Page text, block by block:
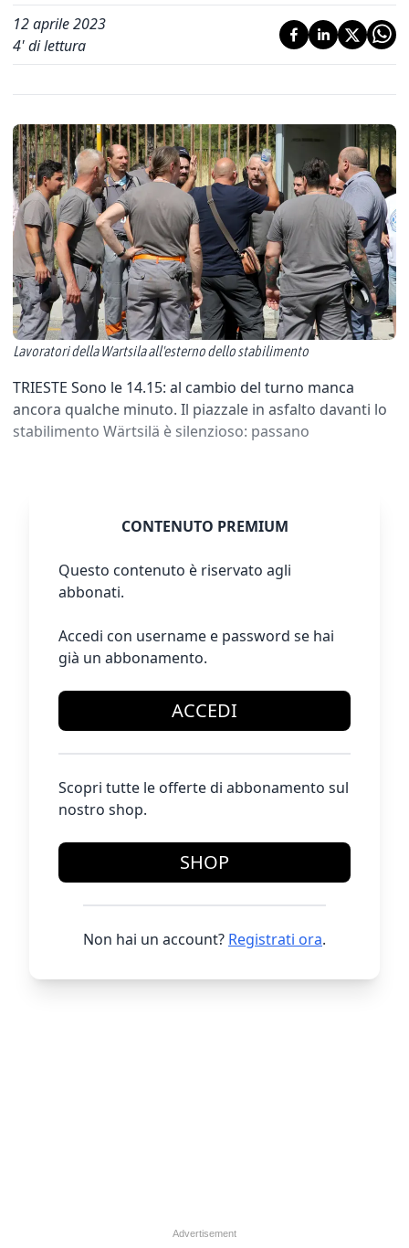
12 aprile 2023
4' di lettura
Lavoratori della Wartsila all'esterno dello stabilimento
TRIESTE Sono le 14.15: al cambio del turno manca
ancora qualche minuto. Il piazzale in asfalto davanti lo
stabilimento Wärtsilä è silenzioso: passano
CONTENUTO PREMIUM
Questo contenuto è riservato agli
abbonati.
Accedi con username e password se hai
già un abbonamento.
ACCEDI
Scopri tutte le offerte di abbonamento sul
nostro shop.
SHOP
Non hai un account? Registrati ora.